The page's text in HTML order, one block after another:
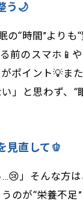
う🌙
の“時間”より
前のスマホ📱
ポイント💡ま
」と思わず、
見直して🫑
」そんな方
のが“栄養不